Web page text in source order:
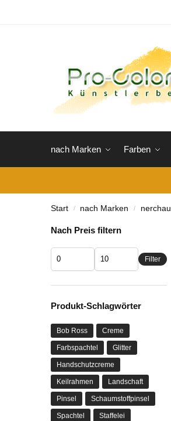
nach Marken Farben
Start / nach Marken / nerchau
Nach Preis filtern
Filter
Produkt-Schlagwörter
Bob Ross Creme
Farbspachtel Glitter
Handschutzcreme
Keilrahmen Landschaft
Pinsel Schaumstoffpinsel
Spachtel Staffelei